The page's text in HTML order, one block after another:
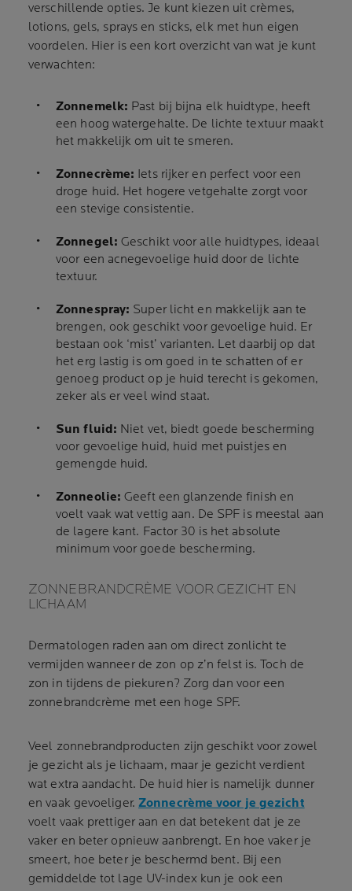
verschillende opties. Je kunt kiezen uit crèmes,
lotions, gels, sprays en sticks, elk met hun eigen
voordelen. Hier is een kort overzicht van wat je kunt
verwachten:
Zonnemelk: Past bij bijna elk huidtype, heeft
een hoog watergehalte. De lichte textuur maakt
het makkelijk om uit te smeren.
Zonnecrème: Iets rijker en perfect voor een
droge huid. Het hogere vetgehalte zorgt voor
een stevige consistentie.
Zonnegel: Geschikt voor alle huidtypes, ideaal
voor een acnegevoelige huid door de lichte
textuur.
Zonnespray: Super licht en makkelijk aan te
brengen, ook geschikt voor gevoelige huid. Er
bestaan ook ‘mist’ varianten. Let daarbij op dat
het erg lastig is om goed in te schatten of er
genoeg product op je huid terecht is gekomen,
zeker als er veel wind staat.
Sun fluid: Niet vet, biedt goede bescherming
voor gevoelige huid, huid met puistjes en
gemengde huid.
Zonneolie:Geeft een glanzende finish en
voelt vaak wat vettig aan. De SPF is meestal aan
de lagere kant. Factor 30 is het absolute
minimum voor goede bescherming.
ZONNEBRANDCRÈME VOOR GEZICHT EN
LICHAAM
Dermatologen raden aan om direct zonlicht te
vermijden wanneer de zon op z’n felst is. Toch de
zon in tijdens de piekuren? Zorg dan voor een
zonnebrandcrème met een hoge SPF.
Veel zonnebrandproducten zijn geschikt voor zowel
je gezicht als je lichaam, maar je gezicht verdient
wat extra aandacht. De huid hier is namelijk dunner
en vaak gevoeliger. Zonnecrème voor je gezicht
voelt vaak prettiger aan en dat betekent dat je ze
vaker en beter opnieuw aanbrengt. En hoe vaker je
smeert, hoe beter je beschermd bent. Bij een
gemiddelde tot lage UV-index kun je ook een